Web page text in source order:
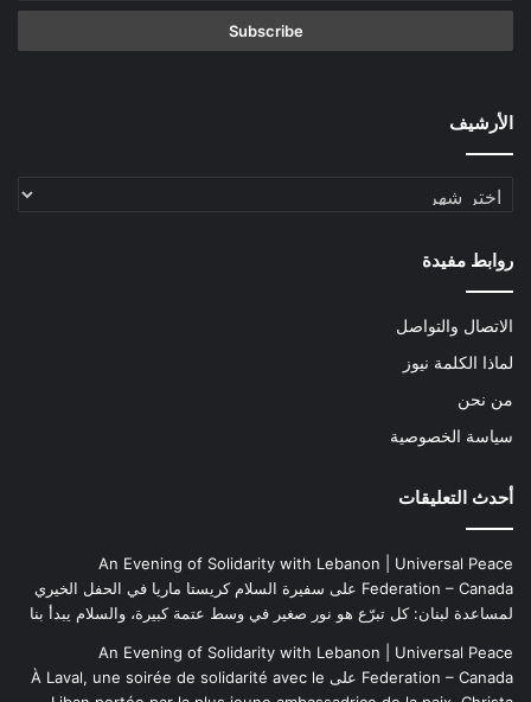
الأرشيف
الأرشيف
روابط مفيدة
الاتصال والتواصل
لماذا الكلمة نيوز
من نحن
سياسة الخصوصية
أحدث التعليقات
An Evening of Solidarity with Lebanon | Universal Peace
Federation – Canada على سفيرة السلام كريستا ماريا في الحفل الخيري
لمساعدة لبنان: كل تبرّع هو نور صغير في وسط عتمة كبيرة، والسلام يبدأ بنا
An Evening of Solidarity with Lebanon | Universal Peace
Federation – Canada على À Laval, une soirée de solidarité avec le